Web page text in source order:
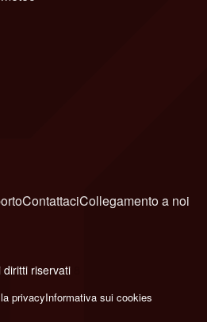
ContattaciCollegamento a noi
riservati
privacyInformativa sui cookies